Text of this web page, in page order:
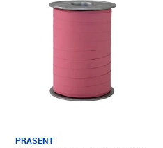
PRASENT